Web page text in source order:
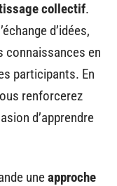
collectif.
d’idées,
connaissances en
participants. En
renforcerez
d’apprendre
uneapproche